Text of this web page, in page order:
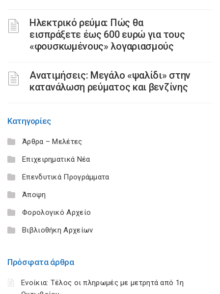
Ηλεκτρικό ρεύμα: Πώς θα
εισπράξετε έως 600 ευρώ για τους
«φουσκωμένους» λογαριασμούς
Ανατιμήσεις: Μεγάλο «ψαλίδι» στην
κατανάλωση ρεύματος και βενζίνης
Κατηγορίες
Άρθρα – Μελέτες
Επιχειρηματικά Νέα
Επενδυτικά Προγράμματα
Άποψη
Φορολογικό Αρχείο
Βιβλιοθήκη Αρχείων
Πρόσφατα άρθρα
Ενοίκια: Τέλος οι πληρωμές με μετρητά από 1η